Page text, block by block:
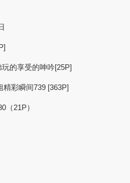
的享受的呻吟[25P]
彩瞬间739 [363P]
（21P）